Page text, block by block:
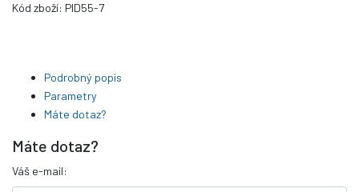
Kód zboží: PID55-7
Podrobný popis
Parametry
Máte dotaz?
Máte dotaz?
Váš e-mail: